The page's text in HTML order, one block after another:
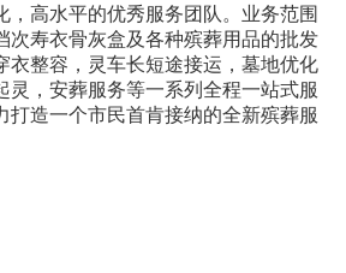
，高水平的优秀服务团队。业务范围
次寿衣骨灰盒及各种殡葬用品的批发
衣整容，灵车长短途接运，墓地优化
灵，安葬服务等一系列全程一站式服
打造一个市民首肯接纳的全新殡葬服